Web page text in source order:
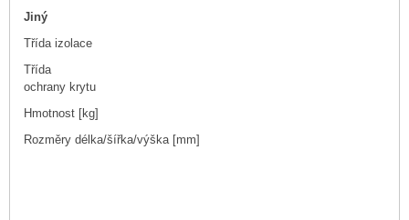
Jiný
Třída izolace
Třída
ochrany krytu
Hmotnost [kg]
Rozměry délka/šířka/výška [mm]